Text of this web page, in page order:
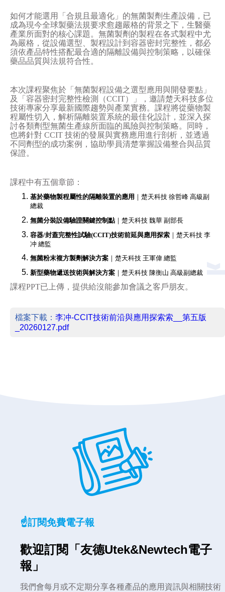
如何才能選用「合規且最適化」的無菌製劑生產設備，已
成為現今全球製藥法規要求愈趨嚴格的背景之下，生醫藥
產業所面對的核心課題。無菌製劑的製程在各式製程中尤
為嚴格，從設備選型、製程設計到容器密封完整性，都必
須依產品特性搭配最合適的隔離設備與控制策略，以確保
藥品品質與法規符合性。
本次課程聚焦於「無菌製程設備之選型應用與開發要點」
及「容器密封完整性檢測（CCIT）」，邀請楚天科技多位
技術專家分享最新國際趨勢與產業實務。課程將從藥物製
程屬性切入，解析隔離裝置系統的最佳化設計，並深入探
討各類劑型無菌生產線所面臨的風險與控制策略。同時，
也將針對 CCIT 技術的發展與實務應用進行剖析，並透過
不同劑型的成功案例，協助學員清楚掌握設備整合與品質
保證。
課程中有五個章節：
基於藥物製程屬性的隔離裝置的應用 ｜楚天科技 徐哲峰 高級副
總裁
無菌分裝設備驗證關鍵控制點 ｜楚天科技 魏華 副部長
容器/封蓋完整性試驗(CCIT)技術前延與應用探索 ｜楚天科技 李
冲 總監
無菌粉末複方製劑解決方案 ｜楚天科技 王軍偉 總監
新型藥物遞送技術與解決方案 ｜楚天科技 陳衡山 高級副總裁
課程PPT已上傳，提供給沒能參加會議之客戶朋友。
檔案下載： 李冲-CCIT技術前沿與應用探索索__第五版
_20260127.pdf
☝️訂閱免費電子報
歡迎訂閱「友德Utek&Newtech電子
報」
我們會每月或不定期分享各種產品的應用資訊與相關技術